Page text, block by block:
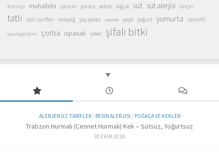
kırmızı muhallebi pancar pasta sebze soğuk süt süt alerjisi tarçın
tatlı tatlı tarifleri tereyağ yaş pasta yemek yeşil yoğurt yumurta zencefil
çocuk gelişimi çorba ıspanak şeker şifalı bitki
ALERJENSIZ TARIFLER/ BESIN ALERJISI / POĞAÇA VE KEKLER
Trabzon Hurmalı (Cennet Hurmalı) Kek – Sütsüz, Yoğurtsuz
30 EKIM 2018